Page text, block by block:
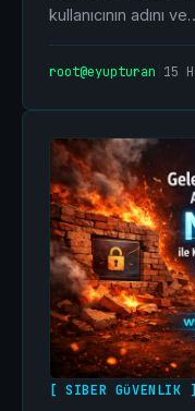
kullanıcının adını
root@eyupturan 15
[ SIBER GüVENLIK ]